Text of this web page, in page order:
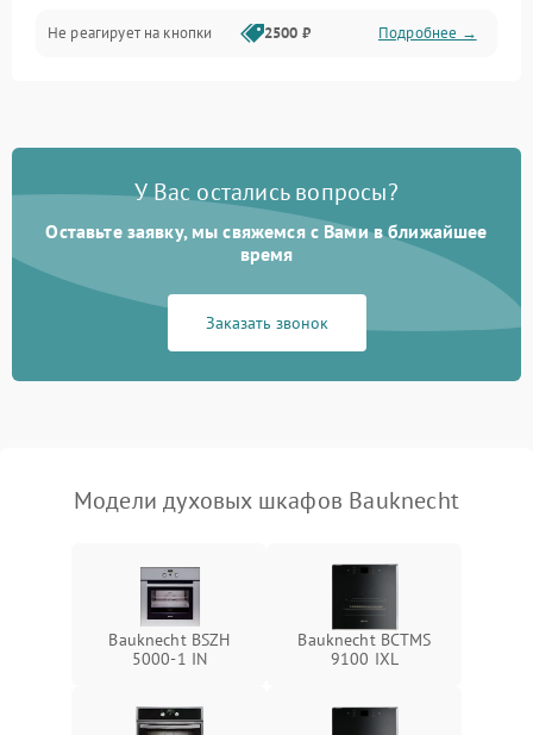
Не реагирует на кнопки 2500 ₽ Подробнее →
У Вас остались вопросы?
Оставьте заявку, мы свяжемся с Вами в ближайшее
время
Заказать звонок
Модели духовых шкафов Bauknecht
Bauknecht BSZH
5000-1 IN
Bauknecht BCTMS
9100 IXL